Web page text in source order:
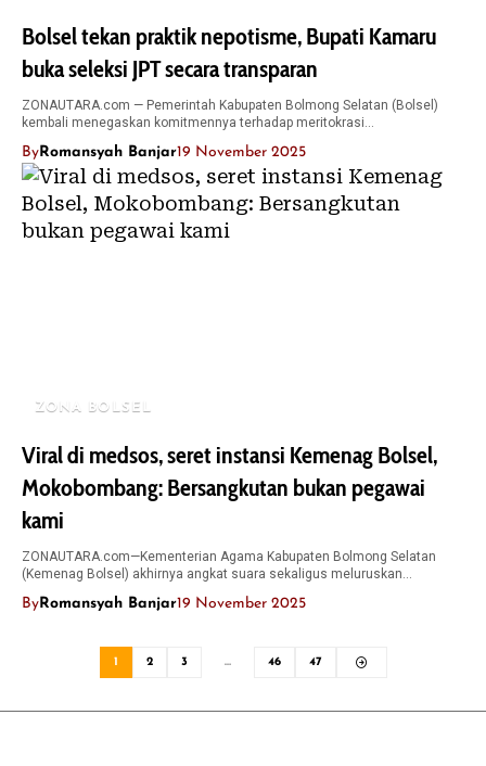
Bolsel tekan praktik nepotisme, Bupati Kamaru
buka seleksi JPT secara transparan
ZONAUTARA.com — Pemerintah Kabupaten Bolmong Selatan (Bolsel)
kembali menegaskan komitmennya terhadap meritokrasi…
ByRomansyah Banjar19 November 2025
ZONA BOLSEL
Viral di medsos, seret instansi Kemenag Bolsel,
Mokobombang: Bersangkutan bukan pegawai
kami
ZONAUTARA.com—Kementerian Agama Kabupaten Bolmong Selatan
(Kemenag Bolsel) akhirnya angkat suara sekaligus meluruskan…
ByRomansyah Banjar19 November 2025
1 2 3 … 46 47